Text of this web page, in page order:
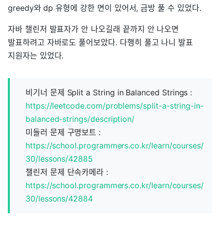
greedy와 dp 유형에 강한 면이 있어서, 금방 풀 수 있었다.
자바 챌린저 발표자가 안 나오길래 끝까지 안 나오면
발표하려고 자바로도 풀어보았다. 다행히 풀고 나니 발표
지원자는 있었다.
비기너 문제 Split a String in Balanced Strings :
https://leetcode.com/problems/split-a-string-in-
balanced-strings/description/
미들러 문제 구명보트 :
https://school.programmers.co.kr/learn/courses/
30/lessons/42885
챌린저 문제 단속카메라 :
https://school.programmers.co.kr/learn/courses/
30/lessons/42884